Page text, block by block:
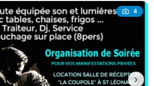
4
›